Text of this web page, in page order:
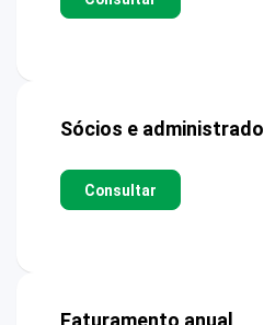
Sócios e
Consultar
Faturamento anual